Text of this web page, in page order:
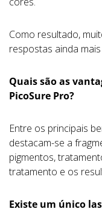
Como resultado,
respostas ainda
Quais são as
PicoSure Pro?
Entre os principais
destacam-se a
pigmentos,
tratamento e os
Existe um único